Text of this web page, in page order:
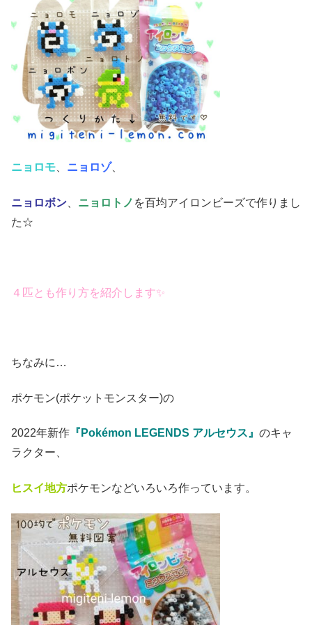
ニョロモ ニョロゾ、
ニョロボン ニョロトノ を百均アイロンビーズで作りまし
た☆
４匹とも作り方を紹介します✨
ちなみに…
ポケモン(ポケットモンスター)の
2022年新作 『Pokémon LEGENDS アルセウス』 のキャ
ラクター、
ヒスイ地方ポケモンなどいろいろ作っています。